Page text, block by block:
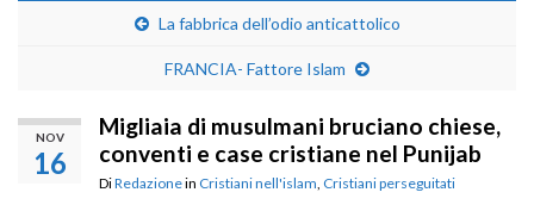
La fabbrica dell’odio anticattolico
FRANCIA- Fattore Islam
NOV
16
Migliaia di musulmani bruciano chiese,
conventi e case cristiane nel Punijab
DiRedazionein Cristiani nell'islam Cristiani perseguitati